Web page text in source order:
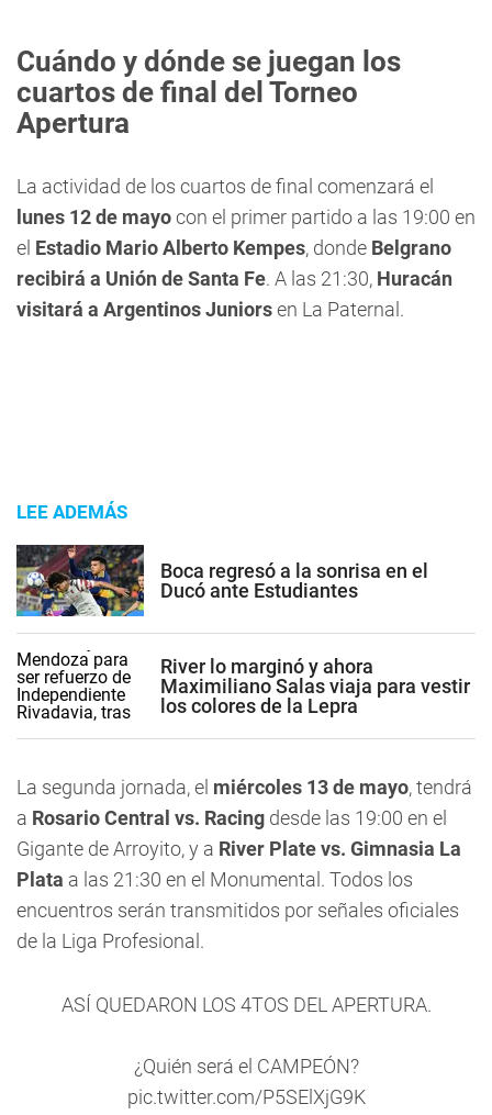
Cuándo y dónde se juegan los
cuartos de final del Torneo
Apertura
La actividad de los cuartos de final comenzará el
lunes 12 de mayocon el primer partido a las 19:00 en
el Estadio Mario Alberto Kempes, donde Belgrano
recibirá a Unión de Santa Fe. A las 21:30, Huracán
visitará a Argentinos Juniorsen La Paternal.
LEE ADEMÁS
Boca regresó a la sonrisa en el
Ducó ante Estudiantes
River lo marginó y ahora
Maximiliano Salas viaja para vestir
los colores de la Lepra
La segunda jornada, el miércoles 13 de mayo, tendrá
a Rosario Central vs. Racing desde las 19:00 en el
Gigante de Arroyito, y a River Plate vs. Gimnasia La
Plata a las 21:30 en el Monumental. Todos los
encuentros serán transmitidos por señales oficiales
de la Liga Profesional.
ASÍ QUEDARON LOS 4TOS DEL APERTURA.
¿Quién será el CAMPEÓN?
pic.twitter.com/P5SElXjG9K